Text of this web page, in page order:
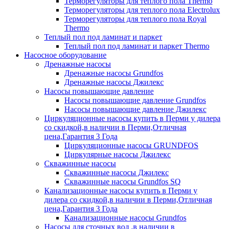
Терморегуляторы для теплого пола Electrolux
Терморегуляторы для теплого пола Royal
Thermo
Теплый пол под ламинат и паркет
Теплый пол под ламинат и паркет Thermo
Насосное оборудование
Дренажные насосы
Дренажные насосы Grundfos
Дренажные насосы Джилекс
Насосы повышающие давление
Насосы повышающие давление Grundfos
Насосы повышающие давление Джилекс
Циркуляционные насосы купить в Перми у дилера
со скидкой,в наличии в Перми,Отличная
цена,Гарантия 3 Года
Циркуляционные насосы GRUNDFOS
Циркулярные насосы Джилекс
Скважинные насосы
Скважинные насосы Джилекс
Скважинные насосы Grundfos SQ
Канализационные насосы купить в Перми у
дилера со скидкой,в наличии в Перми,Отличная
цена,Гарантия 3 Года
Канализационные насосы Grundfos
Насосы для сточных вод ,в наличии в